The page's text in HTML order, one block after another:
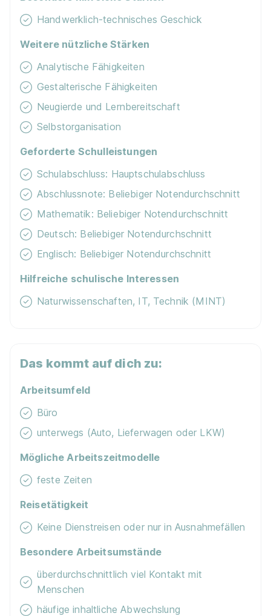
Handwerklich-technisches Geschick
Weitere nützliche Stärken
Analytische Fähigkeiten
Gestalterische Fähigkeiten
Neugierde und Lernbereitschaft
Selbstorganisation
Geforderte Schulleistungen
Schulabschluss: Hauptschulabschluss
Abschlussnote: Beliebiger Notendurchschnitt
Mathematik: Beliebiger Notendurchschnitt
Deutsch: Beliebiger Notendurchschnitt
Englisch: Beliebiger Notendurchschnitt
Hilfreiche schulische Interessen
Naturwissenschaften, IT, Technik (MINT)
Das kommt auf dich zu:
Arbeitsumfeld
Büro
unterwegs (Auto, Lieferwagen oder LKW)
Mögliche Arbeitszeitmodelle
feste Zeiten
Reisetätigkeit
Keine Dienstreisen oder nur in Ausnahmefällen
Besondere Arbeitsumstände
überdurchschnittlich viel Kontakt mit
Menschen
häufige inhaltliche Abwechslung